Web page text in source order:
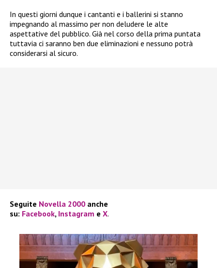
In questi giorni dunque i cantanti e i ballerini si stanno
impegnando al massimo per non deludere le alte
aspettative del pubblico. Già nel corso della prima puntata
tuttavia ci saranno ben due eliminazioni e nessuno potrà
considerarsi al sicuro.
Seguite Novella 2000 anche
su: Facebook, Instagram e X.